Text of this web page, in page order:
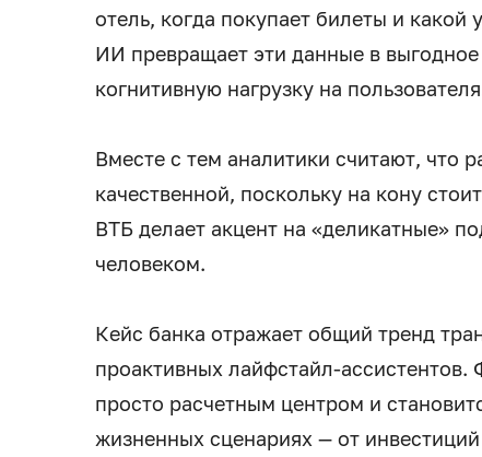
отель, когда покупает билеты и какой
ИИ превращает эти данные в
когнитивную нагрузку на
Вместе с тем аналитики считают, что
качественной, поскольку на кону
ВТБ делает акцент на «деликатные»
человеком.
Кейс банка отражает общий тренд
проактивных лайфстайл-ассистентов.
просто расчетным центром и
жизненных сценариях — от